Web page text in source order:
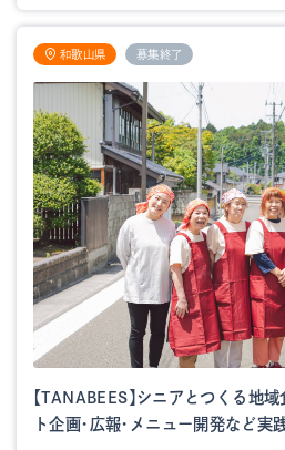
和歌山県 募集終了
【TANABEES】シニアとつくる地
ト企画・広報・メニュー開発など実